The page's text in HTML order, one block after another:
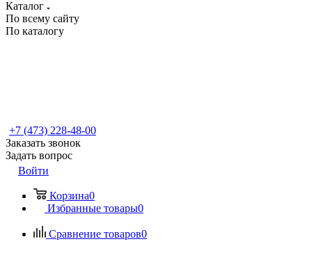
Каталог
По всему сайту
По каталогу
+7 (473) 228-48-00
Заказать звонок
Задать вопрос
Войти
Корзина0
Избранные товары0
Сравнение товаров0